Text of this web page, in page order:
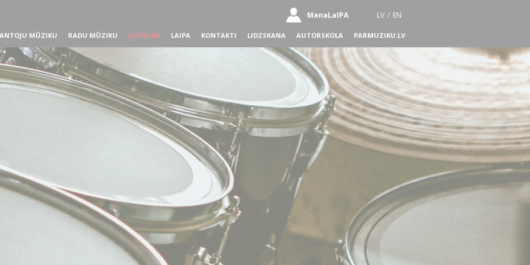
ManaLaIPA LV / EN
MŪZIKU RADU MŪZIKU JAUNUMI LAIPA KONTAKTI LIDZSKANA AUTORSKOLA PARMUZIKU.LV